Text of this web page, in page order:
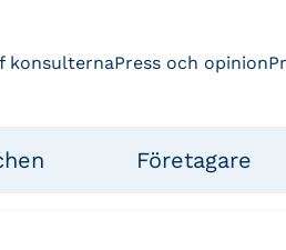
konsulternaPress och opinion
Företagare